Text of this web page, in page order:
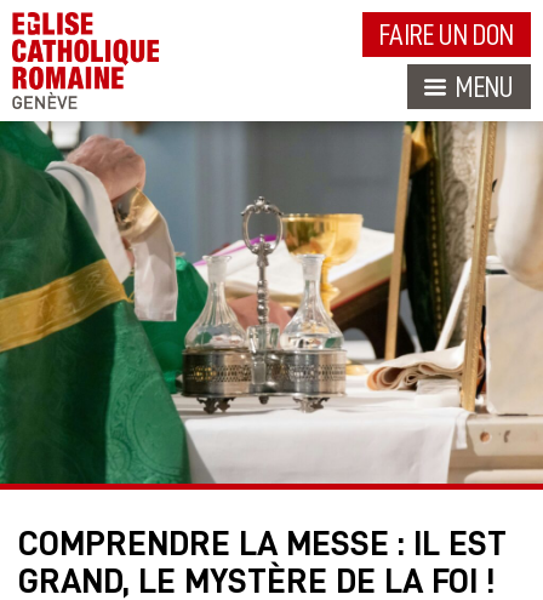
FAIRE UN DON
MENU
COMPRENDRE LA MESSE : IL EST
GRAND, LE MYSTÈRE DE LA FOI !